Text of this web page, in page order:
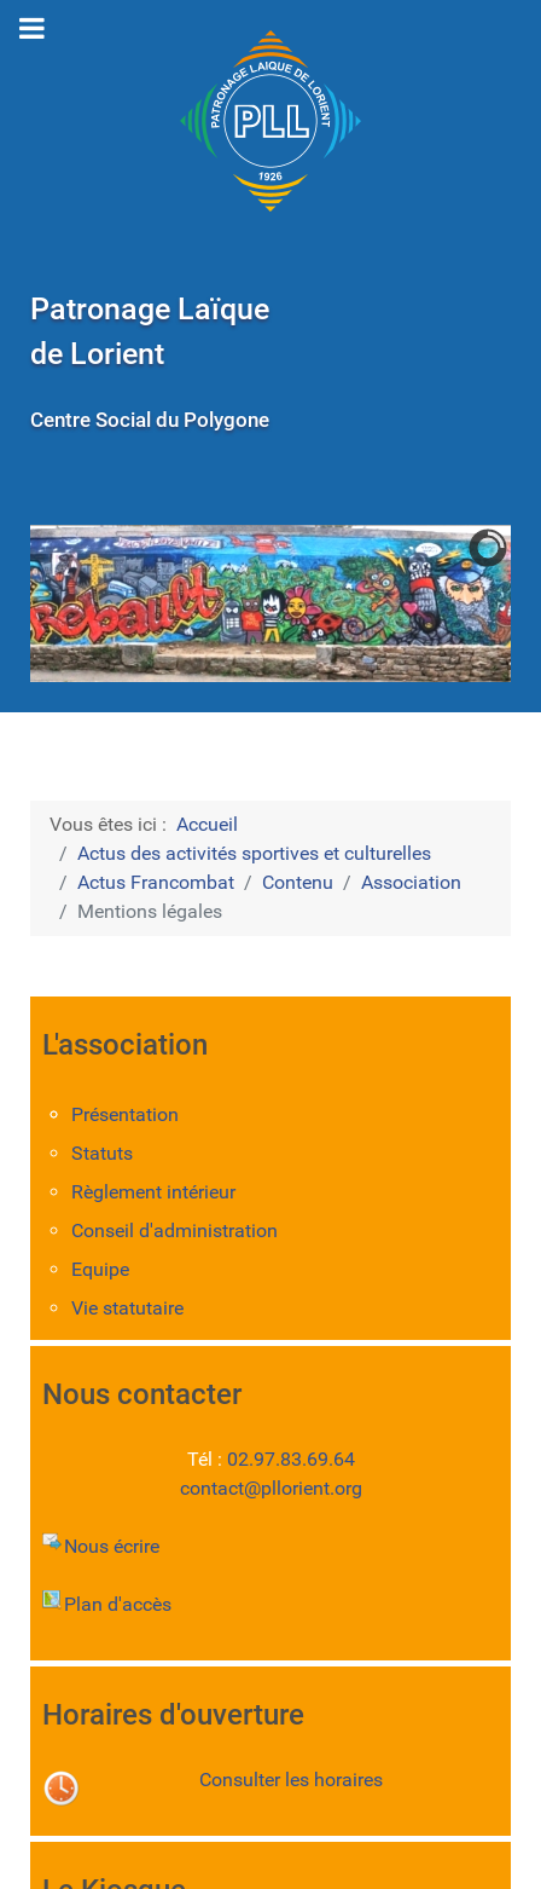
Patronage Laïque
de Lorient
Centre Social du Polygone
Vous êtes ici : Accueil
Actus des activités sportives et culturelles
Actus Francombat
Contenu
Association
Mentions légales
L'association
Présentation
Statuts
Règlement intérieur
Conseil d'administration
Equipe
Vie statutaire
Nous contacter
Tél : 02.97.83.69.64
contact@pllorient.org
Nous écrire
Plan d'accès
Horaires d'ouverture
Consulter les horaires